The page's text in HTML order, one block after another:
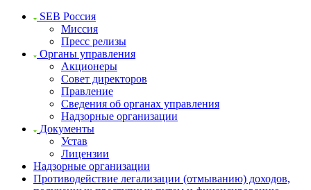
SEB Россия
Миссия
Пресс релизы
Органы управления
Акционеры
Совет директоров
Правление
Сведения об органах управления
Надзорные организации
Документы
Устав
Лицензии
Надзорные организации
Противодействие легализации (отмыванию) доходов,